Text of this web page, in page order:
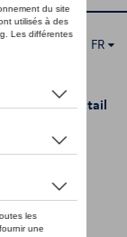
FR
Intérieur > Détail
1.5